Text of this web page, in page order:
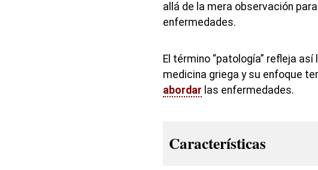
allá de la mera observación
enfermedades.
El término “patología” refleja
medicina griega y su enfoque
abordar las enfermedades.
Características